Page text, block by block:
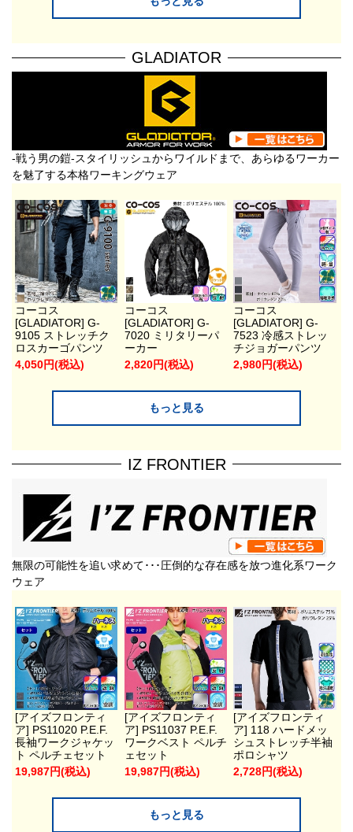
GLADIATOR
-戦う男の鎧-スタイリッシュからワイルドまで、あらゆるワーカー
を魅了する本格ワーキングウェア
コーコス
[GLADIATOR] G-
9105 ストレッチク
ロスカーゴパンツ
4,050円(税込)
コーコス
[GLADIATOR] G-
7020 ミリタリーパ
ーカー
2,820円(税込)
コーコス
[GLADIATOR] G-
7523 冷感ストレッ
チジョガーパンツ
2,980円(税込)
もっと見る
IZ FRONTIER
無限の可能性を追い求めて･･･圧倒的な存在感を放つ進化系ワーク
ウェア
[アイズフロンティ
ア] PS11020 P.E.F.
長袖ワークジャケッ
ト ペルチェセット
19,987円(税込)
[アイズフロンティ
ア] PS11037 P.E.F.
ワークベスト ペルチ
ェセット
19,987円(税込)
[アイズフロンティ
ア] 118 ハードメッ
シュストレッチ半袖
ポロシャツ
2,728円(税込)
もっと見る